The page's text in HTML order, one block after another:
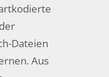
Dateien
Aus